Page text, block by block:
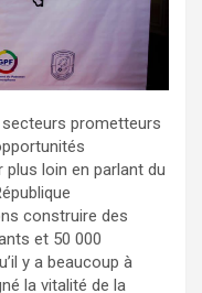
prometteurs
loin en parlant du
construire des
et 50 000
y a beaucoup à
la vitalité de la